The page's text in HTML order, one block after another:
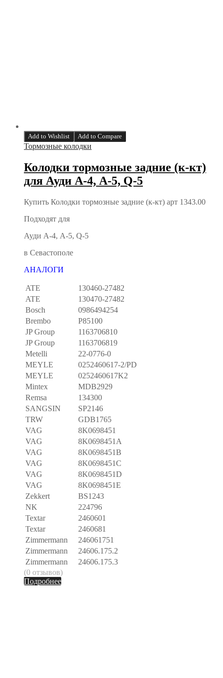
Add to Wishlist Add to Compare
Тормозные колодки
Колодки тормозные задние (к-кт)
для Ауди А-4, А-5, Q-5
Купить Колодки тормозные задние (к-кт) арт 1343.00
Подходят для
Ауди А-4, А-5, Q-5
в Севастополе
АНАЛОГИ
ATE
130460-27482
ATE
130470-27482
Bosch
0986494254
Brembo
P85100
JP Group
1163706810
JP Group
1163706819
Metelli
22-0776-0
MEYLE
0252460617-2/PD
MEYLE
0252460617K2
Mintex
MDB2929
Remsa
134300
SANGSIN
SP2146
TRW
GDB1765
VAG
8K0698451
VAG
8K0698451A
VAG
8K0698451B
VAG
8K0698451C
VAG
8K0698451D
VAG
8K0698451E
Zekkert
BS1243
NK
224796
Textar
2460601
Textar
2460681
Zimmermann
246061751
Zimmermann
24606.175.2
Zimmermann
24606.175.3
(0 отзывов)
Подробнее